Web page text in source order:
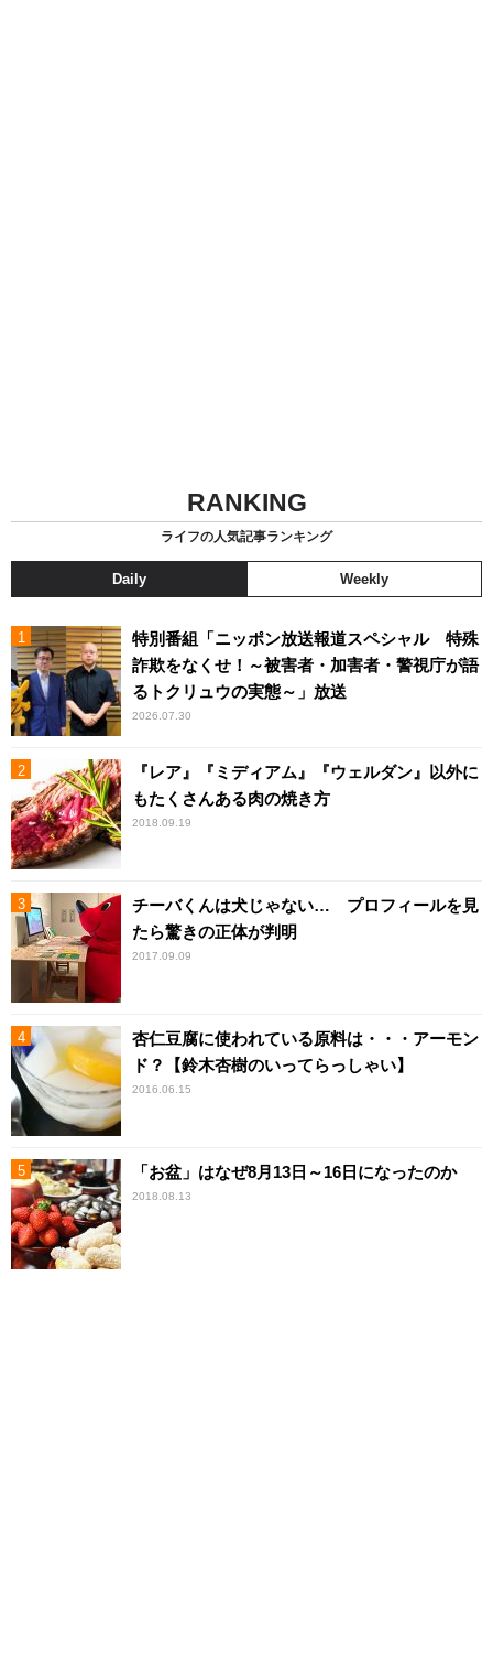
RANKING
ライフの人気記事ランキング
Daily Weekly
特別番組「ニッポン放送報道スペシャル 特殊
詐欺をなくせ！～被害者・加害者・警視庁が語
るトクリュウの実態～」放送
2026.07.30
『レア』『ミディアム』『ウェルダン』以外に
もたくさんある肉の焼き方
2018.09.19
チーバくんは犬じゃない… プロフィールを見
たら驚きの正体が判明
2017.09.09
杏仁豆腐に使われている原料は・・・アーモン
ド？【鈴木杏樹のいってらっしゃい】
2016.06.15
「お盆」はなぜ8月13日～16日になったのか
2018.08.13